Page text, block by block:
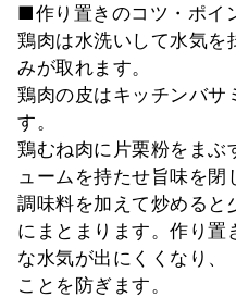
■作り置きのコツ・ポイ
鶏肉は水洗いして水気を
みが取れます。
鶏肉の皮はキッチンバサ
す。
鶏むね肉に片栗粉をまぶ
ュームを持たせ旨味を
調味料を加えて炒めると
にまとまります。作り置
な水気が出にくくなり、
ことを防ぎます。